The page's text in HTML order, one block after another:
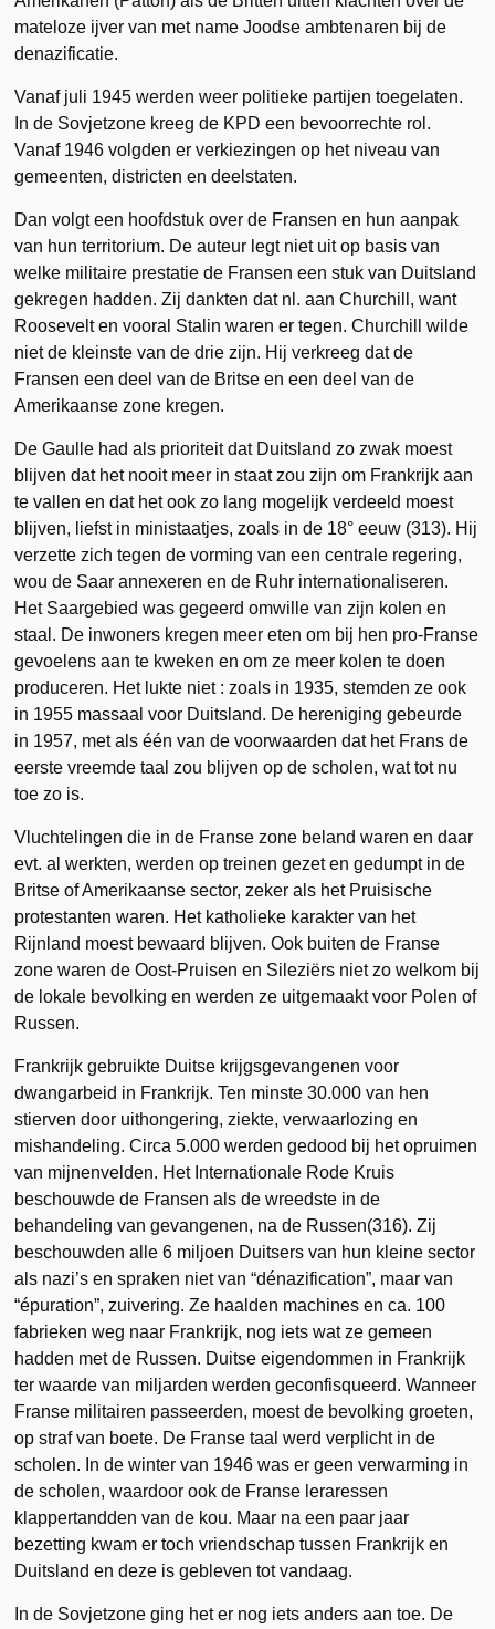
mateloze ijver van met name Joodse ambtenaren bij de
denazificatie.
Vanaf juli 1945 werden weer politieke partijen toegelaten.
In de Sovjetzone kreeg de KPD een bevoorrechte rol.
Vanaf 1946 volgden er verkiezingen op het niveau van
gemeenten, districten en deelstaten.
Dan volgt een hoofdstuk over de Fransen en hun aanpak
van hun territorium. De auteur legt niet uit op basis van
welke militaire prestatie de Fransen een stuk van Duitsland
gekregen hadden. Zij dankten dat nl. aan Churchill, want
Roosevelt en vooral Stalin waren er tegen. Churchill wilde
niet de kleinste van de drie zijn. Hij verkreeg dat de
Fransen een deel van de Britse en een deel van de
Amerikaanse zone kregen.
De Gaulle had als prioriteit dat Duitsland zo zwak moest
blijven dat het nooit meer in staat zou zijn om Frankrijk aan
te vallen en dat het ook zo lang mogelijk verdeeld moest
blijven, liefst in ministaatjes, zoals in de 18° eeuw (313). Hij
verzette zich tegen de vorming van een centrale regering,
wou de Saar annexeren en de Ruhr internationaliseren.
Het Saargebied was gegeerd omwille van zijn kolen en
staal. De inwoners kregen meer eten om bij hen pro-Franse
gevoelens aan te kweken en om ze meer kolen te doen
produceren. Het lukte niet : zoals in 1935, stemden ze ook
in 1955 massaal voor Duitsland. De hereniging gebeurde
in 1957, met als één van de voorwaarden dat het Frans de
eerste vreemde taal zou blijven op de scholen, wat tot nu
toe zo is.
Vluchtelingen die in de Franse zone beland waren en daar
evt. al werkten, werden op treinen gezet en gedumpt in de
Britse of Amerikaanse sector, zeker als het Pruisische
protestanten waren. Het katholieke karakter van het
Rijnland moest bewaard blijven. Ook buiten de Franse
zone waren de Oost-Pruisen en Sileziërs niet zo welkom bij
de lokale bevolking en werden ze uitgemaakt voor Polen of
Russen.
Frankrijk gebruikte Duitse krijgsgevangenen voor
dwangarbeid in Frankrijk. Ten minste 30.000 van hen
stierven door uithongering, ziekte, verwaarlozing en
mishandeling. Circa 5.000 werden gedood bij het opruimen
van mijnenvelden. Het Internationale Rode Kruis
beschouwde de Fransen als de wreedste in de
behandeling van gevangenen, na de Russen(316). Zij
beschouwden alle 6 miljoen Duitsers van hun kleine sector
als nazi’s en spraken niet van “dénazification”, maar van
“épuration”, zuivering. Ze haalden machines en ca. 100
fabrieken weg naar Frankrijk, nog iets wat ze gemeen
hadden met de Russen. Duitse eigendommen in Frankrijk
ter waarde van miljarden werden geconfisqueerd. Wanneer
Franse militairen passeerden, moest de bevolking groeten,
op straf van boete. De Franse taal werd verplicht in de
scholen. In de winter van 1946 was er geen verwarming in
de scholen, waardoor ook de Franse leraressen
klappertandden van de kou. Maar na een paar jaar
bezetting kwam er toch vriendschap tussen Frankrijk en
Duitsland en deze is gebleven tot vandaag.
In de Sovjetzone ging het er nog iets anders aan toe. De